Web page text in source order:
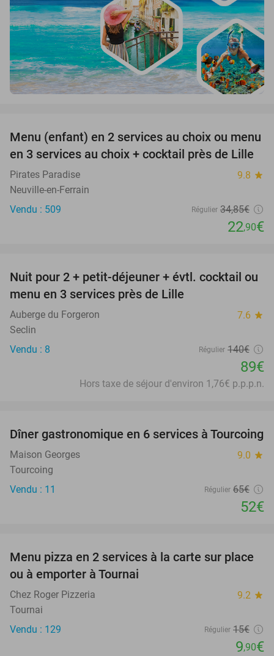
34%
Menu (enfant) en 2 services au choix ou menu
en 3 services au choix + cocktail près de Lille
Pirates Paradise 9.8 star
Neuville-en-Ferrain
Vendu : 509
Régulier 34,85€
22,90€
36%
Nuit pour 2 + petit-déjeuner + évtl. cocktail ou
menu en 3 services près de Lille
Auberge du Forgeron 7.6 star
Seclin
Vendu : 8
Régulier 140€
89€
Hors taxe de séjour d'environ 1,76€ p.p.p.n.
20%
Dîner gastronomique en 6 services à Tourcoing
Maison Georges 9.0 star
Tourcoing
Vendu : 11
Régulier 65€
52€
34%
Menu pizza en 2 services à la carte sur place
ou à emporter à Tournai
Chez Roger Pizzeria 9.2 star
Tournai
Vendu : 129
Régulier 15€
9,90€